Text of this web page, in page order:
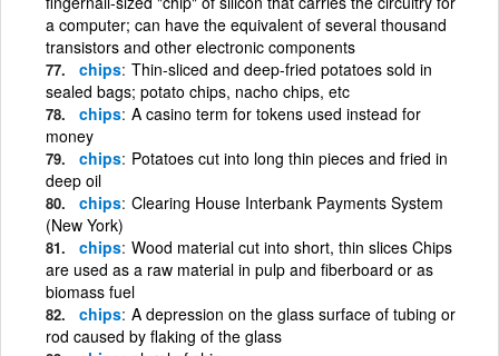
a computer; can have the equivalent of several thousand
transistors and other electronic components
chips Thin-sliced and deep-fried potatoes sold in
sealed bags; potato chips, nacho chips, etc
chips A casino term for tokens used instead for
money
chips Potatoes cut into long thin pieces and fried in
deep oil
chips Clearing House Interbank Payments System
(New York)
chips Wood material cut into short, thin slices Chips
are used as a raw material in pulp and fiberboard or as
biomass fuel
chips A depression on the glass surface of tubing or
rod caused by flaking of the glass